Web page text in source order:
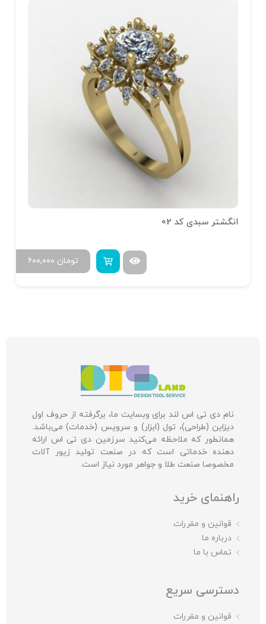
انگشتر سبدی کد 02
۶۰۰,۰۰۰ تومان
نام دی تی اس لند برای وبسایت ما، برگرفته از حروف اول
دیزاین (طراحی)، تول (ابزار) و سرویس (خدمات) می‌باشد.
همانطور که ملاحظه می‌کنید سرزمین دی تی اس ارائه
دهنده خدماتی است که در صنعت تولید زیور آلات
مخصوصا صنعت طلا و جواهر مورد نیاز است.
راهنمای خرید
قوانین و مقررات
درباره ما
تماس با ما
دسترسی سریع
قوانین و مقررات